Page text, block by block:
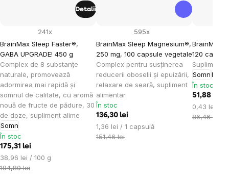
BrainMax Sleep Faster®,
GABA UPGRADE! 450 g
Complex de 8 substanțe
naturale, promovează
adormirea mai rapidă și
somnul de calitate, cu aromă
nouă de fructe de pădure, 30
de doze, supliment alime
Somn
241x
În stoc
175,31 lei
Evaluare
preţ:
38,96 lei / 100 g
194,80 lei
Detalii
BrainMax Sleep Magnesium®,
250 mg, 100 capsule vegetale
Complex pentru susținerea
reducerii oboselii și epuizării,
relaxare de seară, supliment
alimentar
595x
În stoc
136,30 lei
Evaluare
preţ:
1,36 lei / 1 capsulă
151,46 lei
BrainMax
120
Supliment
Somn
În stoc
51,88 lei
Evaluare
preţ:
0,43 lei / 1
86,46 lei